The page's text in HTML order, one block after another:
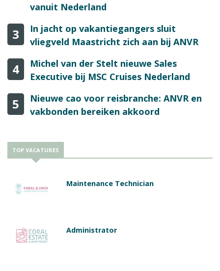
vanuit Nederland
3
In jacht op vakantiegangers sluit
vliegveld Maastricht zich aan bij ANVR
4
Michel van der Stelt nieuwe Sales
Executive bij MSC Cruises Nederland
5
Nieuwe cao voor reisbranche: ANVR en
vakbonden bereiken akkoord
TOP VACATURES
Maintenance Technician
Administrator